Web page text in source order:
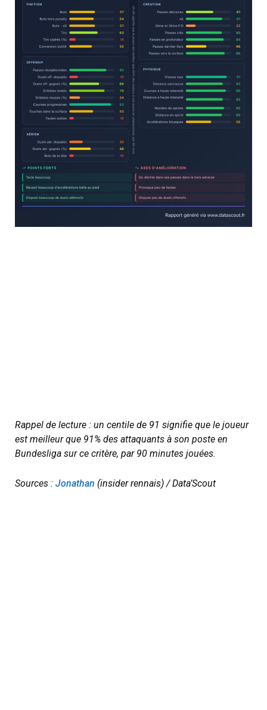
Rappel de lecture : un centile de 91 signifie que le joueur
est meilleur que 91% des attaquants à son poste en
Bundesliga sur ce critère, par 90 minutes jouées.
Sources : Jonathan (insider rennais) / Data’Scout